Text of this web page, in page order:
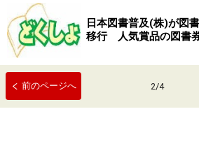
日本図書普及(株)が図
移行 人気賞品の図書
前のページへ 2/4